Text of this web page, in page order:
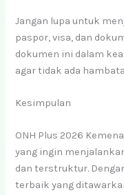
Jangan lupa untuk
paspor, visa, dan
dokumen ini dalam
agar tidak ada
Kesimpulan
ONH Plus 2026
yang ingin
dan terstruktur.
terbaik yang